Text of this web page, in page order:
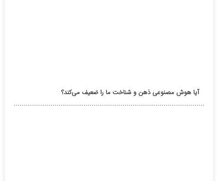
آیا هوش مصنوعی ذهن و شناخت ما را ضعیف می‌کند؟